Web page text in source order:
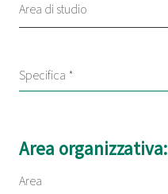
Area di studio
Specifica *
Area organizzativa:
Area